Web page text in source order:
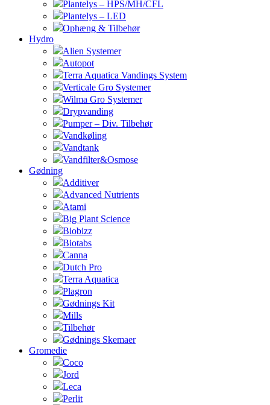
Plantelys – HPS/MH/CFL
Plantelys – LED
Ophæng & Tilbehør
Hydro
Alien Systemer
Autopot
Terra Aquatica Vandings System
Verticale Gro Systemer
Wilma Gro Systemer
Drypvanding
Pumper – Div. Tilbehør
Vandkøling
Vandtank
Vandfilter&Osmose
Gødning
Additiver
Advanced Nutrients
Atami
Big Plant Science
Biobizz
Biotabs
Canna
Dutch Pro
Terra Aquatica
Plagron
Gødnings Kit
Mills
Tilbehør
Gødnings Skemaer
Gromedie
Coco
Jord
Leca
Perlit